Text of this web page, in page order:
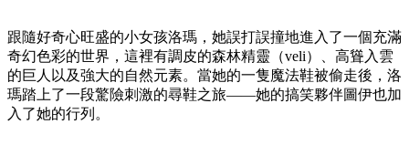
索
行
跟隨好奇心旺盛的小女孩洛瑪，她誤打誤撞地進入了一個充滿
奇幻色彩的世界，這裡有調皮的森林精靈（veli）、高聳入雲
的巨人以及強大的自然元素。當她的一隻魔法鞋被偷走後，洛
瑪踏上了一段驚險刺激的尋鞋之旅——她的搞笑夥伴圖伊也加
入了她的行列。